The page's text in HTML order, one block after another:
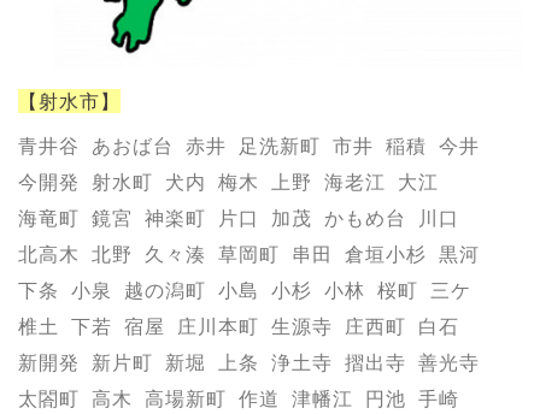
【射水市】
青井谷 あおば台 赤井 足洗新町 市井 稲積
今井
今開発
射水町 犬内 梅木 上野 海老江
大江
海竜町
鏡宮 神楽町 片口 加茂 かもめ台
川口
北高木
北野 久々湊 草岡町 串田 倉垣小杉
黒河
下条
小泉 越の潟町 小島 小杉 小林 桜町
三ケ
椎土
下若 宿屋 庄川本町 生源寺 庄西町
白石
新開発
新片町 新堀 上条 浄土寺 摺出寺
善光寺
太閤町
高木 高場新町 作道 津幡江 円池
手崎